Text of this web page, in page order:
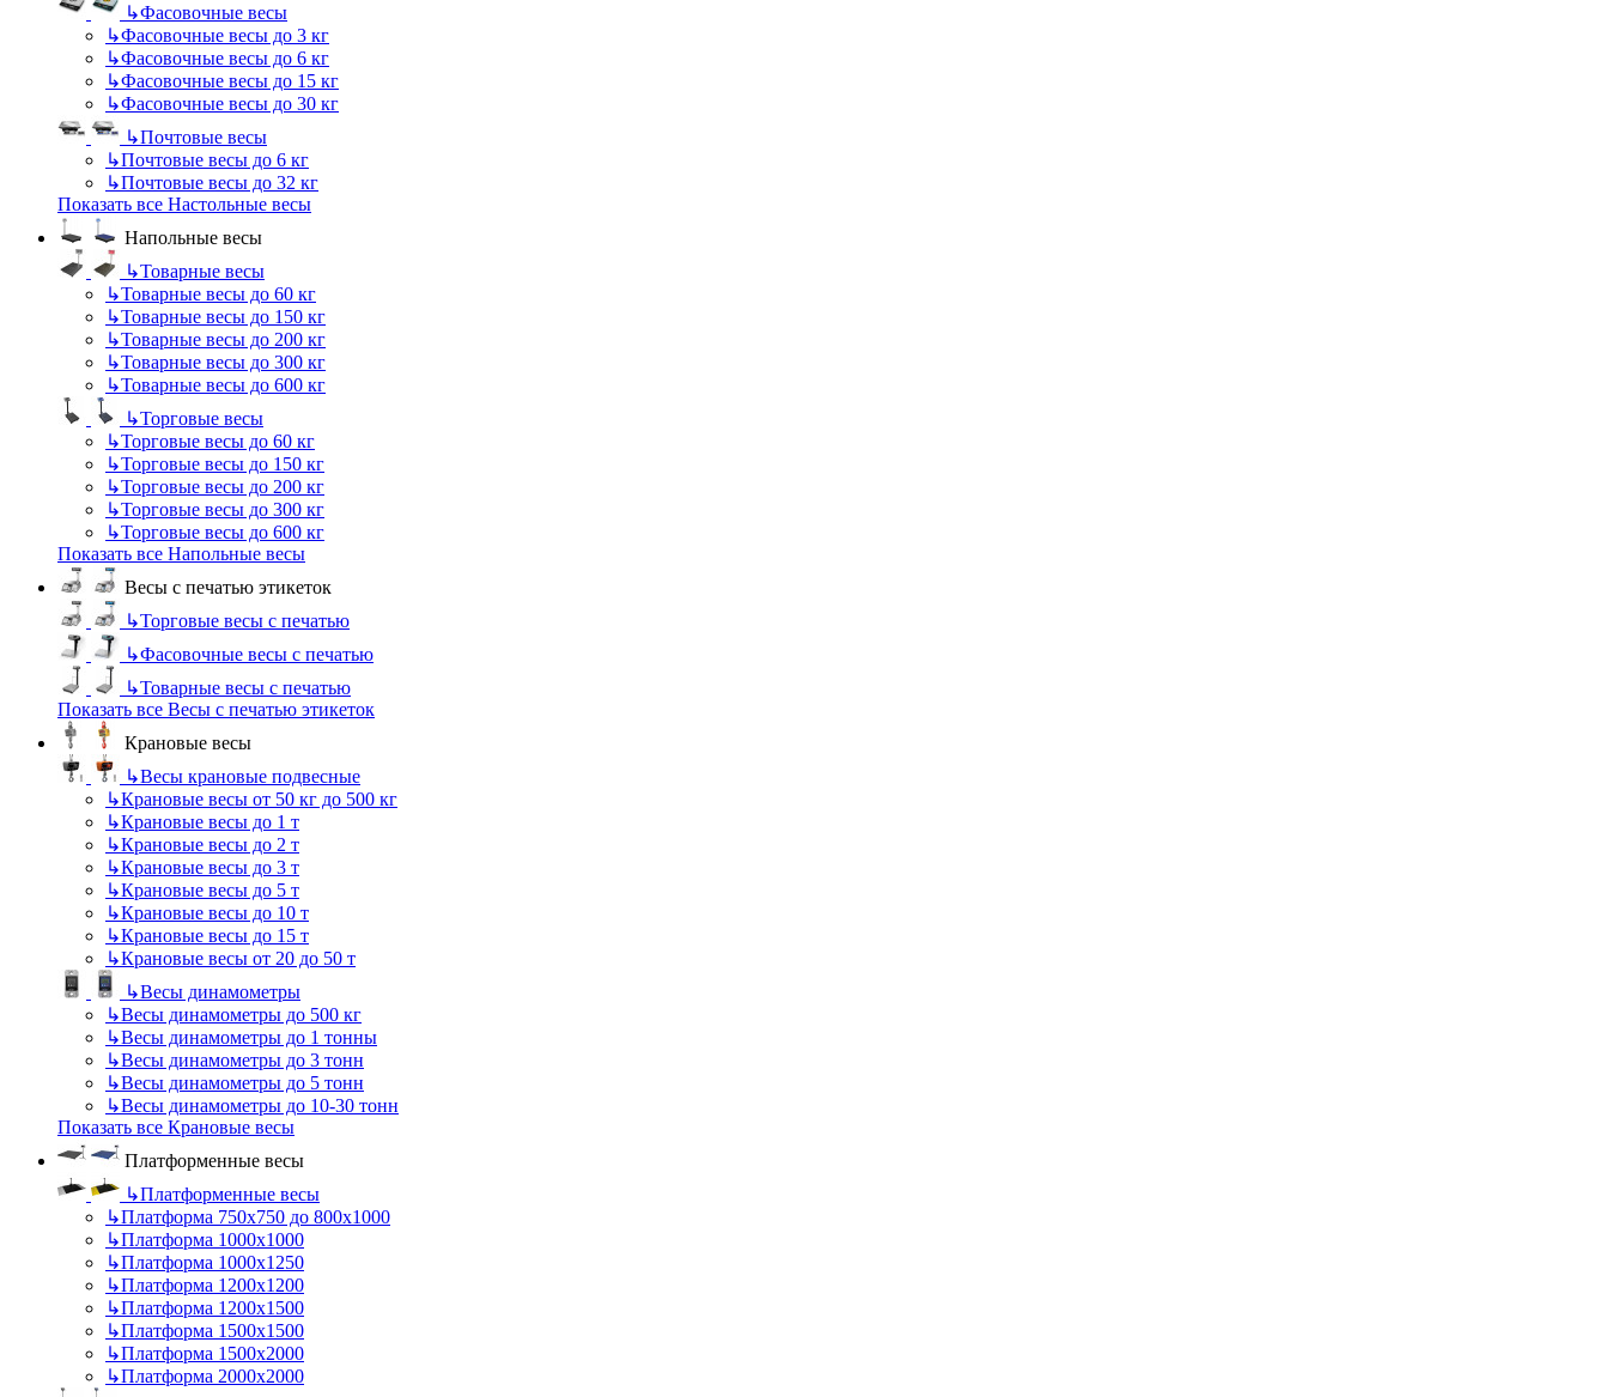
↳Фасовочные весы
↳Фасовочные весы до 3 кг
↳Фасовочные весы до 6 кг
↳Фасовочные весы до 15 кг
↳Фасовочные весы до 30 кг
↳Почтовые весы
↳Почтовые весы до 6 кг
↳Почтовые весы до 32 кг
Показать все Настольные весы
Напольные весы
↳Товарные весы
↳Товарные весы до 60 кг
↳Товарные весы до 150 кг
↳Товарные весы до 200 кг
↳Товарные весы до 300 кг
↳Товарные весы до 600 кг
↳Торговые весы
↳Торговые весы до 60 кг
↳Торговые весы до 150 кг
↳Торговые весы до 200 кг
↳Торговые весы до 300 кг
↳Торговые весы до 600 кг
Показать все Напольные весы
Весы с печатью этикеток
↳Торговые весы с печатью
↳Фасовочные весы с печатью
↳Товарные весы с печатью
Показать все Весы с печатью этикеток
Крановые весы
↳Весы крановые подвесные
↳Крановые весы от 50 кг до 500 кг
↳Крановые весы до 1 т
↳Крановые весы до 2 т
↳Крановые весы до 3 т
↳Крановые весы до 5 т
↳Крановые весы до 10 т
↳Крановые весы до 15 т
↳Крановые весы от 20 до 50 т
↳Весы динамометры
↳Весы динамометры до 500 кг
↳Весы динамометры до 1 тонны
↳Весы динамометры до 3 тонн
↳Весы динамометры до 5 тонн
↳Весы динамометры до 10-30 тонн
Показать все Крановые весы
Платформенные весы
↳Платформенные весы
↳Платформа 750х750 до 800х1000
↳Платформа 1000х1000
↳Платформа 1000х1250
↳Платформа 1200х1200
↳Платформа 1200х1500
↳Платформа 1500х1500
↳Платформа 1500х2000
↳Платформа 2000х2000